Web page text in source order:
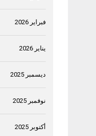
فبراير 2026
يناير 2026
ديسمبر 2025
نوفمبر 2025
أكتوبر 2025